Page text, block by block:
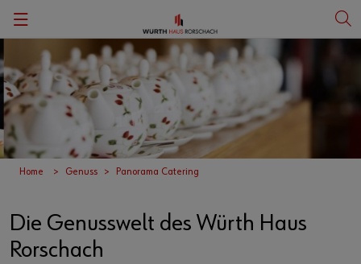
Zurück
Porträt
Geschichte
Engagements
Sponsoring
Medien/Presse
Zurück
Carmen Würth Saal
Meeting- und Seminarräume
Weihnachten
360° Rundgang
Swisstainable
Zurück
Ausstellungen
Kunst
Kunstvermittlung
Kunst und Genuss
Kunst bei Würth
Zurück
Kulturanlässe
Veranstaltungskalender
Tickets
Zurück
KunstCafé
Restaurant Weitblick
Panorama Catering
Zurück
Würth Finance Int. B.V.
Würth Financial Services AG
Würth IT Switzerland AG
Würth Logistics AG
Würth Management AG
Zurück
Würth Haus Rorschach
Benefits
Ausbildung
Zurück
Deutsch
Home Genuss Panorama Catering
Die Genusswelt des Würth Haus
Rorschach